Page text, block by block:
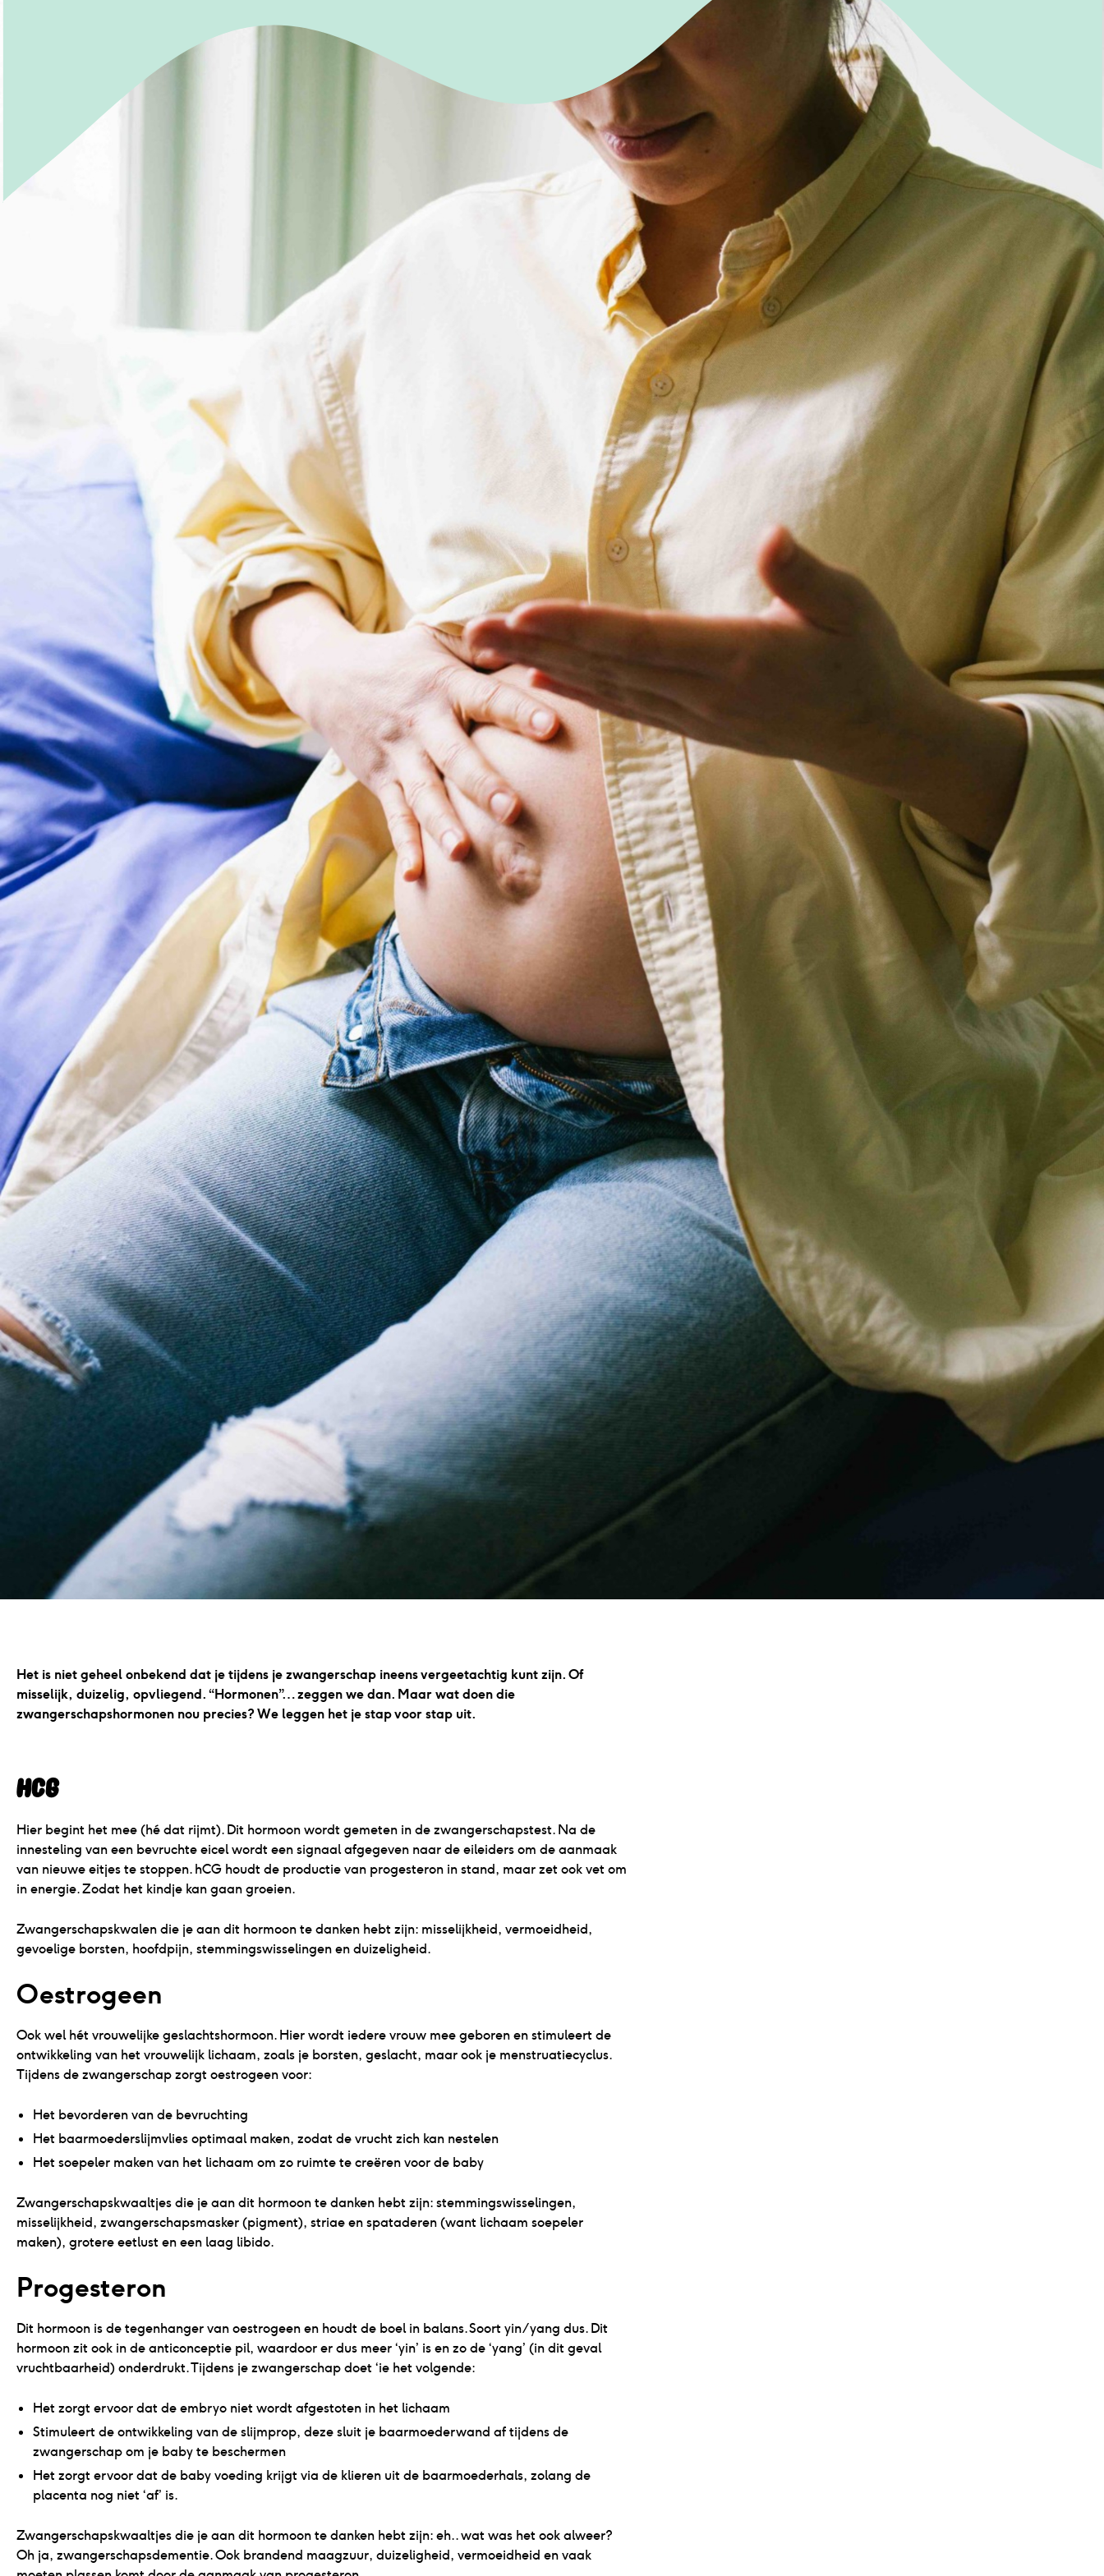
Het is niet geheel onbekend dat je tijdens je zwangerschap ineens vergeetachtig kunt zijn. Of
misselijk, duizelig, opvliegend. “Hormonen”… zeggen we dan. Maar wat doen die
zwangerschapshormonen nou precies? We leggen het je stap voor stap uit.
hCG
Hier begint het mee (hé dat rijmt). Dit hormoon wordt gemeten in de zwangerschapstest. Na de
innesteling van een bevruchte eicel wordt een signaal afgegeven naar de eileiders om de aanmaak
van nieuwe eitjes te stoppen. hCG houdt de productie van progesteron in stand, maar zet ook vet om
in energie. Zodat het kindje kan gaan groeien.
Zwangerschapskwalen die je aan dit hormoon te danken hebt zijn: misselijkheid, vermoeidheid,
gevoelige borsten, hoofdpijn, stemmingswisselingen en duizeligheid.
Oestrogeen
Ook wel hét vrouwelijke geslachtshormoon. Hier wordt iedere vrouw mee geboren en stimuleert de
ontwikkeling van het vrouwelijk lichaam, zoals je borsten, geslacht, maar ook je menstruatiecyclus.
Tijdens de zwangerschap zorgt oestrogeen voor:
Het bevorderen van de bevruchting
Het baarmoederslijmvlies optimaal maken, zodat de vrucht zich kan nestelen
Het soepeler maken van het lichaam om zo ruimte te creëren voor de baby
Zwangerschapskwaaltjes die je aan dit hormoon te danken hebt zijn: stemmingswisselingen,
misselijkheid, zwangerschapsmasker (pigment), striae en spataderen (want lichaam soepeler
maken), grotere eetlust en een laag libido.
Progesteron
Dit hormoon is de tegenhanger van oestrogeen en houdt de boel in balans. Soort yin/yang dus. Dit
hormoon zit ook in de anticonceptie pil, waardoor er dus meer ‘yin’ is en zo de ‘yang’ (in dit geval
vruchtbaarheid) onderdrukt. Tijdens je zwangerschap doet ‘ie het volgende:
Het zorgt ervoor dat de embryo niet wordt afgestoten in het lichaam
Stimuleert de ontwikkeling van de slijmprop, deze sluit je baarmoederwand af tijdens de
zwangerschap om je baby te beschermen
Het zorgt ervoor dat de baby voeding krijgt via de klieren uit de baarmoederhals, zolang de
placenta nog niet ‘af’ is.
Zwangerschapskwaaltjes die je aan dit hormoon te danken hebt zijn: eh.. wat was het ook alweer?
Oh ja, zwangerschapsdementie. Ook brandend maagzuur, duizeligheid, vermoeidheid en vaak